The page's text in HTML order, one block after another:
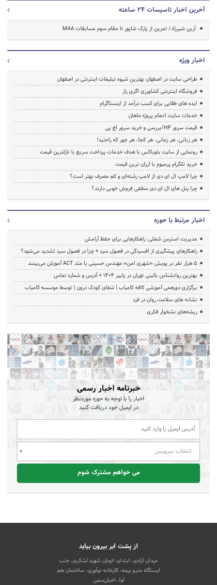
آخرین اخبار تاسیسات 24 ساعته
آرین شیرزاد/ تمرین از پارک شاپور تا مقام سوم مسابقات MAA
اخبار ویژه
طراحی سایت در اصفهان بهترین شیوه تبلیغات اینترنتی در اصفهان
فروشگاه اینترنتی کشاورزی اگری راز
ایده های طلایی برای کسب درآمد از اینستاگرام
خدمات سایت انجام پروژه ماهان
قیمت سرور HP/بررسی و خرید سرور اچ پی
هر زبانی، هر زمانی، هر کجا، هر جور که راحتید!
رونمایی از سایت بلوباکس با هدف خدمات پرداخت سریع با نازلترین قیمت
خرید تلگرام پرمیوم با ارزان ترین قیمت
چرا لامپ ال ای دی از لامپ رشته‌ای و کم مصرف بهتر است؟
چرا پنل های ال ای دی سقفی فروش خوبی دارند؟
اخبار مرتبط با حوزه
مدیریت استرس شغلی: راهکارهایی برای حفظ آرامش
راهکارهای پیشگیری از افسردگی در فصول سرد + چرا در فصول سرد تشدید می‌شود؟
۵ هزار نفر در پویش «شهری امن» مهندس حسینی با متد ACT آموزش می‌بینند
بهترین روانشناس بالینی تهران در پاییز 1404 + آدرس و شماره تماس
برگزاری دورهمی آموزشی کافه کامیاب | شفای کودک درون | توسط موسسه کامیاب
نشانه های سلامت روان در فرد
ریشه‌های نشخوار فکری
خبرنامه اخبار رسمی
اخبار را با توجه به حوزه موردنظر
در ایمیل خود دریافت کنید
انتخاب سرویس
می خواهم مشترک شوم
از پشت ابر بیرون بیاید
میدان آزادی، ابتدای اتوبان شهید لشکری، جنب
ایستگاه مترو بیمه، کارخانه نوآوری، ساختمان هم
آوا، اخباررسمی